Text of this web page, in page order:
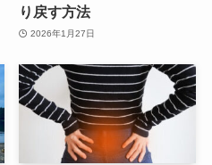
り戻す方法
2026年1月27日